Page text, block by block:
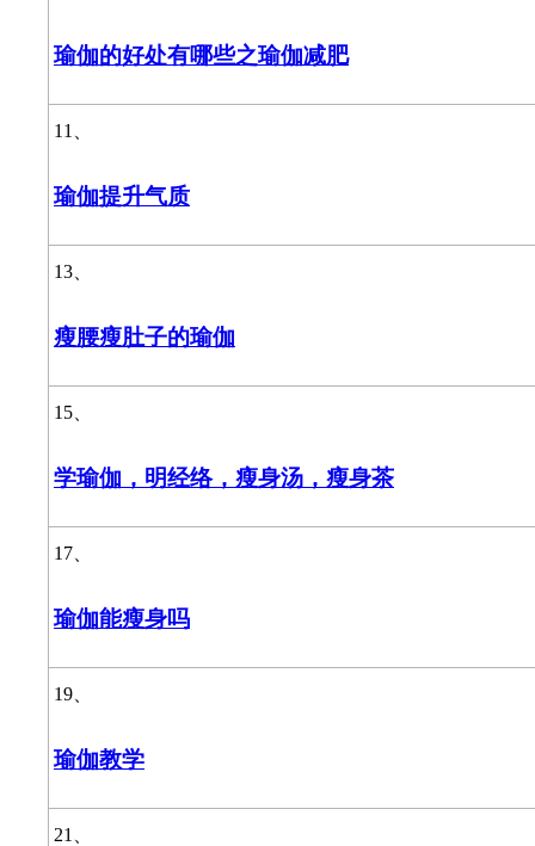
瑜伽的好处有哪些之瑜伽减肥
11、
瑜伽提升气质
13、
瘦腰瘦肚子的瑜伽
15、
学瑜伽，明经络，瘦身汤，瘦身茶
17、
瑜伽能瘦身吗
19、
瑜伽教学
21、